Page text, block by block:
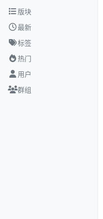
跳转至内容
版块
最新
标签
热门
用户
群组